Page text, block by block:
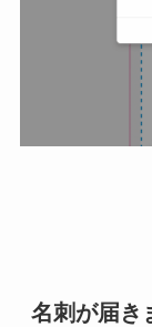
名刺が届き